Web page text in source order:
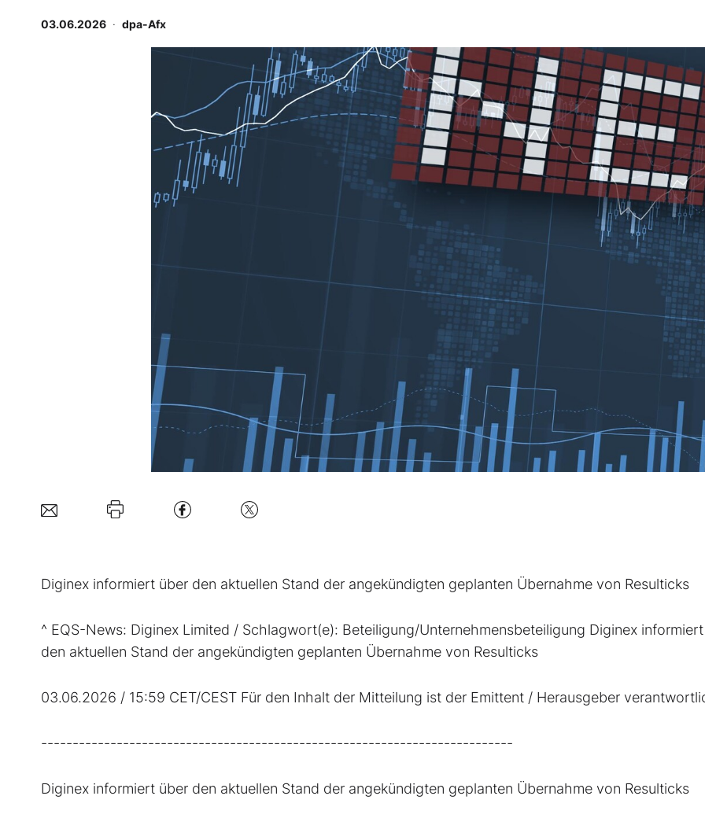
Experten
Mein Konto
Folgen Sie uns
03.06.2026 · dpa-Afx
Diginex informiert über den aktuellen Stand der angekündigten geplanten Übernahme von Resulticks
^ EQS-News: Diginex Limited / Schlagwort(e): Beteiligung/Unternehmensbeteiligung Diginex
den aktuellen Stand der angekündigten geplanten Übernahme von Resulticks
03.06.2026 / 15:59 CET/CEST Für den Inhalt der Mitteilung ist der Emittent / Herausgeber
---------------------------------------------------------------------------
Diginex informiert über den aktuellen Stand der angekündigten geplanten Übernahme von Resulticks